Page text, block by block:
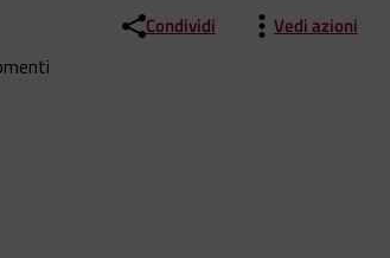
Condividi Vedi azioni